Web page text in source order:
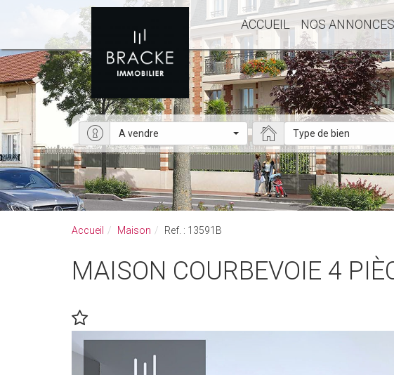
ACCUEIL NOS ANNONCES
A vendre Type de bien
Accueil Maison Ref. : 13591B
MAISON COURBEVOIE 4